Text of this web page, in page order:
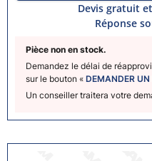
Pièce non en stock.
Demandez le délai de
sur le bouton « DEMANDER UN
Un conseiller traitera votre
Devis gratuit
Réponse